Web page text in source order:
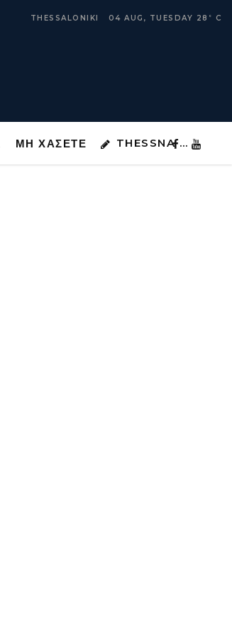
THESSALONIKI 04 AUG, TUESDAY 28 ° C
ΜΗ ΧΑΣΕΤΕ THESSNA …
ΜΗ ΧΑΣΕΤΕ THESSNA …